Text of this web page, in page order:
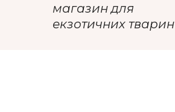
магазин для
екзотичних тварин